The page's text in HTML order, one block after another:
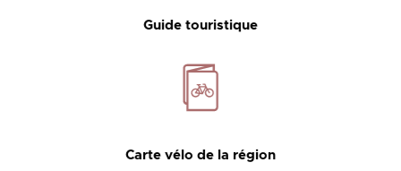
Guide touristique
Carte vélo de la région